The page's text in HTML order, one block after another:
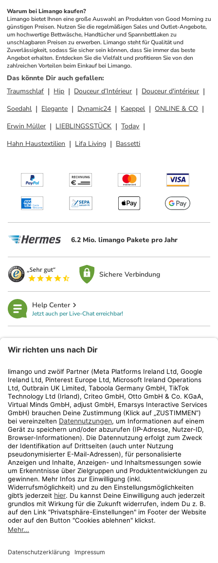
Warum bei Limango kaufen?
Limango bietet Ihnen eine große Auswahl an Produkten von Good Morning zu
günstigen Preisen. Nutzen Sie die regelmäßigen Sales und Outlet-Angebote,
um hochwertige Bettwäsche, Handtücher und Spannbettlaken zu
unschlagbaren Preisen zu erwerben. Limango steht für Qualität und
Zuverlässigkeit, sodass Sie sicher sein können, dass Sie immer das beste
Angebot erhalten. Entdecken Sie die Vielfalt und profitieren Sie von den
zahlreichen Vorteilen beim Einkauf bei Limango.
Das könnte Dir auch gefallen:
Traumschlaf
Hip Douceur d’Intérieur
Douceur d'intérieur
Soedahl
Elegante Dynamic24 Kaeppel
ONLINE & CO
Erwin Müller
LIEBLINGSSTÜCK
Today
Hahn Haustextilien
Lifa Living Bassetti
6.2 Mio. limango Pakete pro Jahr
Sichere Verbindung
Help Center
Jetzt auch per Live-Chat erreichbar!
Kundenservice
Shop
Aktionen
Travel